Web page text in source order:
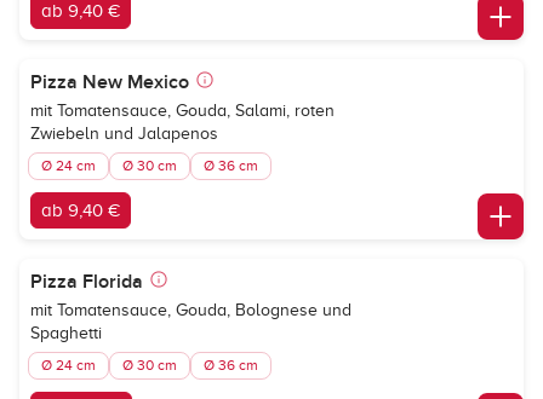
ab 9,40 €
Pizza New Mexico
mit Tomatensauce, Gouda, Salami, roten
Zwiebeln und Jalapenos
Ø 24 cm Ø 30 cm Ø 36 cm
ab 9,40 €
Pizza Florida
mit Tomatensauce, Gouda, Bolognese und
Spaghetti
Ø 24 cm Ø 30 cm Ø 36 cm